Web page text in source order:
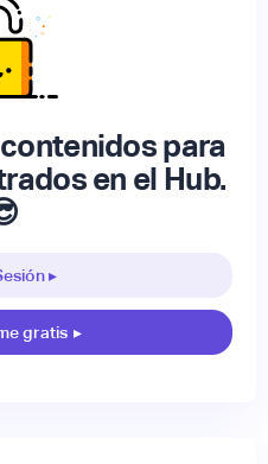
para
en el Hub.
▸
gratis ▸